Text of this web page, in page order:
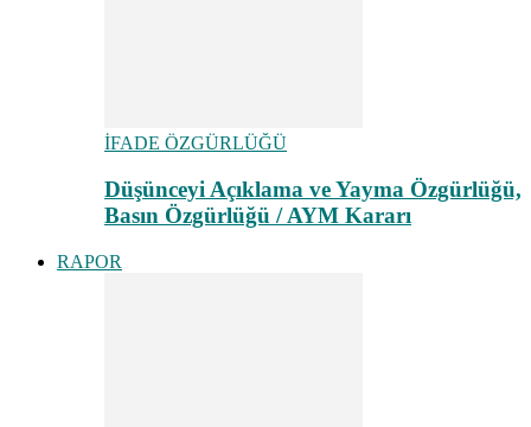
İFADE ÖZGÜRLÜĞÜ
Düşünceyi Açıklama ve Yayma Özgürlüğü,
Basın Özgürlüğü / AYM Kararı
RAPOR